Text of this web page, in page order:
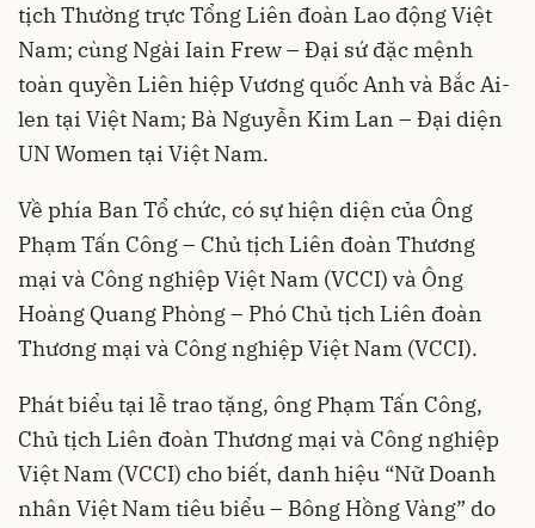
tịch Thường trực Tổng Liên đoàn Lao động Việt
Nam; cùng Ngài Iain Frew – Đại sứ đặc mệnh
toàn quyền Liên hiệp Vương quốc Anh và Bắc Ai-
len tại Việt Nam; Bà Nguyễn Kim Lan – Đại diện
UN Women tại Việt Nam.
Về phía Ban Tổ chức, có sự hiện diện của Ông
Phạm Tấn Công – Chủ tịch Liên đoàn Thương
mại và Công nghiệp Việt Nam (VCCI) và Ông
Hoàng Quang Phòng – Phó Chủ tịch Liên đoàn
Thương mại và Công nghiệp Việt Nam (VCCI).
Phát biểu tại lễ trao tặng, ông Phạm Tấn Công,
Chủ tịch Liên đoàn Thương mại và Công nghiệp
Việt Nam (VCCI) cho biết, danh hiệu “Nữ Doanh
nhân Việt Nam tiêu biểu – Bông Hồng Vàng” do